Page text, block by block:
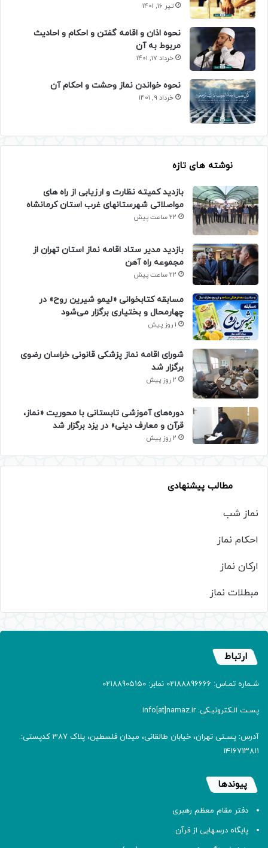
تیر 16, 1401
نحوه اذان و اقامه گفتن و احکام و احادیث
مربوط به آن
خرداد 17, 1401
نحوه خواندن نماز وحشت و احکام آن
خرداد 9, 1401
نوشته های تازه
بازدید کمیته نظارت و ارزیابی از راه های
مواصلاتی شهرستانهای غرب استان کرمانشاه
22 ساعت پیش
بازدید مدیر ستاد اقامه نماز استان تهران از
مجموعه راه آهن
22 ساعت پیش
مسابقه کتابخوانی «لیمو شیرین روح» در
چهارمحال و بختیاری برگزار می‌شود
1 روز پیش
شورای اقامه نماز پزشکی قانونی خراسان رضوی
برگزار شد
2 روز پیش
دوره‌های آموزشی تابستانی با محوریت «نماز،
قرآن و معارف دینی» در یزد برگزار شد
2 روز پیش
مطالب پیشنهادی
نماز شب
احکام نماز
ارکان نماز
مبطلات نماز
ارتباط
شـماره تمـاس: 02188896666 نمابر: 02188905150
پسـت الـکترونیـکی: info[at]namaz.ir
آدرس: پسـتی تهران، خیابان طالقانی، میدان فلسطین، پلاک 387 کدپستی:
۱۴۱۶۷۱۳۸۱۱
پیوندها
دفتر مقام معظم رهبری
پایگاه درسهایی از قرآن